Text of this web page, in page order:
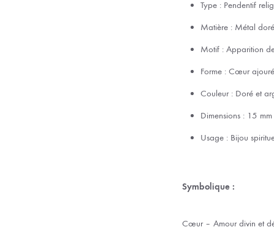
Type : Pendentif
Matière : Métal
Motif : Apparition
Forme : Cœur ajouré
Couleur : Doré et
Dimensions : 15 mm
Usage : Bijou
Symbolique :
Cœur – Amour divin et